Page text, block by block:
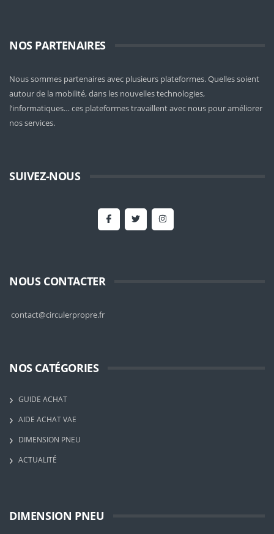
NOS PARTENAIRES
Nous sommes partenaires avec plusieurs plateformes. Quelles soient
autour de la mobilité, dans les nouvelles technologies,
l’informatiques… ces plateformes travaillent avec nous pour améliorer
nos services.
SUIVEZ-NOUS
NOUS CONTACTER
contact@circulerpropre.fr
NOS CATÉGORIES
GUIDE ACHAT
AIDE ACHAT VAE
DIMENSION PNEU
ACTUALITÉ
DIMENSION PNEU